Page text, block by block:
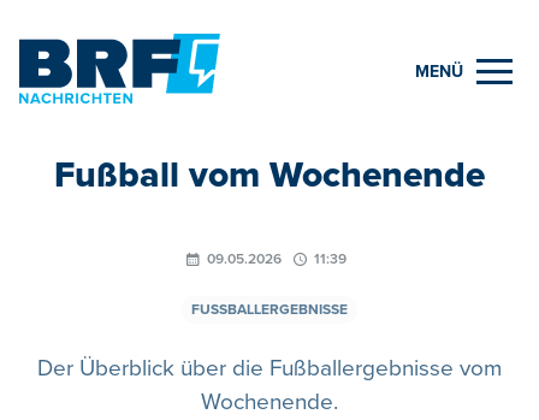
MENÜ
Fußball vom Wochenende
09.05.2026 11:39
FUSSBALLERGEBNISSE
Der Überblick über die Fußballergebnisse vom
Wochenende.